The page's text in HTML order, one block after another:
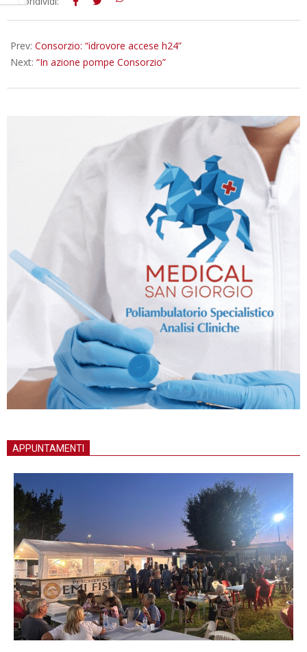
Prev: Consorzio: “idrovore accese h24”
Next: “In azione pompe Consorzio”
APPUNTAMENTI